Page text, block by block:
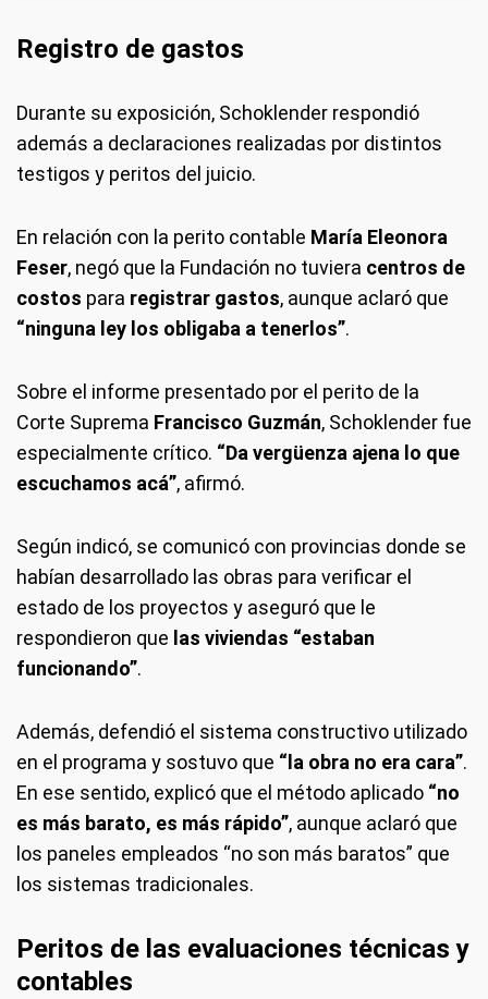
Registro de gastos
Durante su exposición, Schoklender respondió
además a declaraciones realizadas por distintos
testigos y peritos del juicio.
En relación con la perito contable María Eleonora
Feser, negó que la Fundación no tuviera centros de
costos para registrar gastos, aunque aclaró que
“ninguna ley los obligaba a tenerlos”.
Sobre el informe presentado por el perito de la
Corte Suprema Francisco Guzmán, Schoklender fue
especialmente crítico. “Da vergüenza ajena lo que
escuchamos acá”, afirmó.
Según indicó, se comunicó con provincias donde se
habían desarrollado las obras para verificar el
estado de los proyectos y aseguró que le
respondieron que las viviendas “estaban
funcionando”.
Además, defendió el sistema constructivo utilizado
en el programa y sostuvo que “la obra no era cara”.
En ese sentido, explicó que el método aplicado “no
es más barato, es más rápido”, aunque aclaró que
los paneles empleados “no son más baratos” que
los sistemas tradicionales.
Peritos de las evaluaciones técnicas y
contables